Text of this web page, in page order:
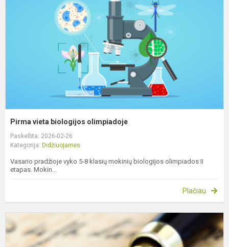
Pirma vieta biologijos olimpiadoje
Paskelbta: 2026-02-26
Kategorija: Didžiuojamės
Vasario pradžioje vyko 5-8 klasių mokinių biologijos olimpiados II
etapas. Mokin...
Plačiau